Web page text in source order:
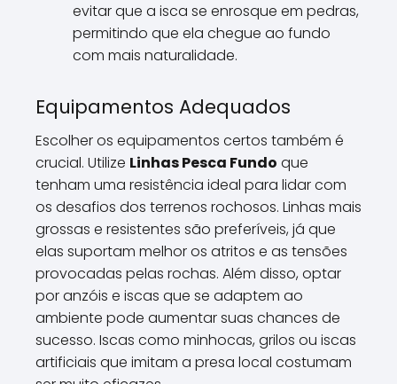
evitar que a isca se enrosque em pedras,
permitindo que ela chegue ao fundo
com mais naturalidade.
Equipamentos Adequados
Escolher os equipamentos certos também é
crucial. Utilize Linhas Pesca Fundo que
tenham uma resistência ideal para lidar com
os desafios dos terrenos rochosos. Linhas mais
grossas e resistentes são preferíveis, já que
elas suportam melhor os atritos e as tensões
provocadas pelas rochas. Além disso, optar
por anzóis e iscas que se adaptem ao
ambiente pode aumentar suas chances de
sucesso. Iscas como minhocas, grilos ou iscas
artificiais que imitam a presa local costumam